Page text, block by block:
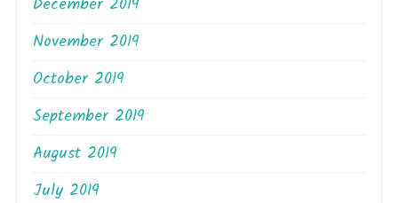
December 2019
November 2019
October 2019
September 2019
August 2019
July 2019